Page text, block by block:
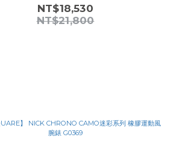
NT$18,530
NT$21,800